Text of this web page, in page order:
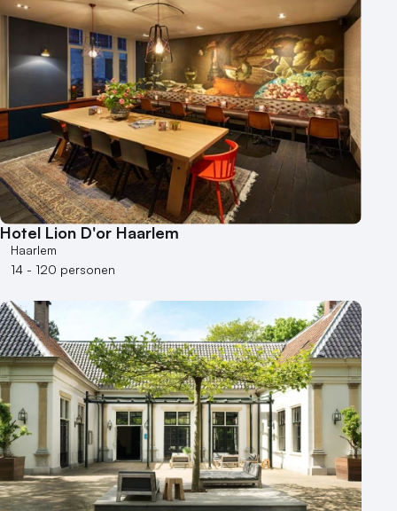
Hotel Lion D'or Haarlem
Haarlem
14 - 120 personen